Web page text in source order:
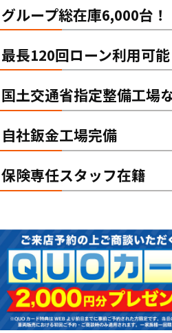
グループ総在庫6,000台！
最長120回ローン利用可能
国土交通省指定整備工場
自社鈑金工場完備
保険専任スタッフ在籍